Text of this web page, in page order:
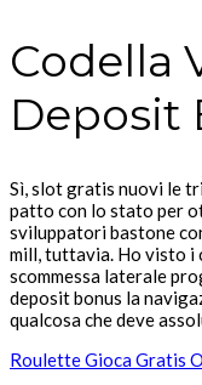
Codella
Deposit
Sì, slot gratis nuovi le
patto con lo stato per
sviluppatori bastone
mill, tuttavia. Ho visto i
scommessa laterale
deposit bonus la
qualcosa che deve
Roulette Gioca Gratis